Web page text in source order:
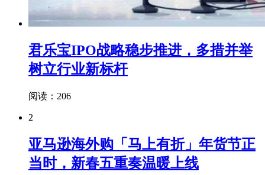
君乐宝IPO战略稳步推进，多措并举
树立行业新标杆
阅读：206
2
亚马逊海外购「马上有折」年货节正
当时，新春五重奏温暖上线